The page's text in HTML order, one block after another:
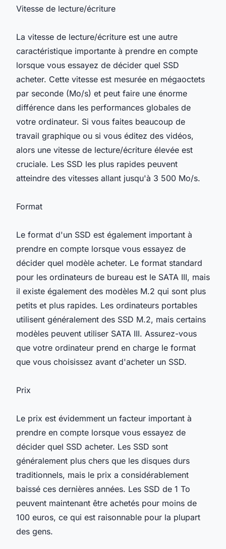
Vitesse de lecture/écriture
La vitesse de lecture/écriture est une autre
caractéristique importante à prendre en compte
lorsque vous essayez de décider quel SSD
acheter. Cette vitesse est mesurée en mégaoctets
par seconde (Mo/s) et peut faire une énorme
différence dans les performances globales de
votre ordinateur. Si vous faites beaucoup de
travail graphique ou si vous éditez des vidéos,
alors une vitesse de lecture/écriture élevée est
cruciale. Les SSD les plus rapides peuvent
atteindre des vitesses allant jusqu'à 3 500 Mo/s.
Format
Le format d'un SSD est également important à
prendre en compte lorsque vous essayez de
décider quel modèle acheter. Le format standard
pour les ordinateurs de bureau est le SATA III, mais
il existe également des modèles M.2 qui sont plus
petits et plus rapides. Les ordinateurs portables
utilisent généralement des SSD M.2, mais certains
modèles peuvent utiliser SATA III. Assurez-vous
que votre ordinateur prend en charge le format
que vous choisissez avant d'acheter un SSD.
Prix
Le prix est évidemment un facteur important à
prendre en compte lorsque vous essayez de
décider quel SSD acheter. Les SSD sont
généralement plus chers que les disques durs
traditionnels, mais le prix a considérablement
baissé ces dernières années. Les SSD de 1 To
peuvent maintenant être achetés pour moins de
100 euros, ce qui est raisonnable pour la plupart
des gens.